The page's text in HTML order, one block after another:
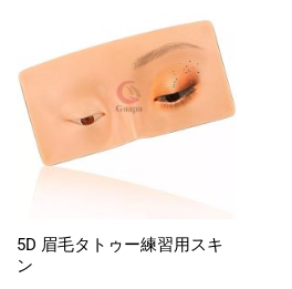
5D 眉毛タトゥー練習用スキ
ン